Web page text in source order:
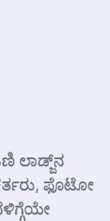
ಲಾಡ್ಜ್‌ನ
ಫೊಟೋ